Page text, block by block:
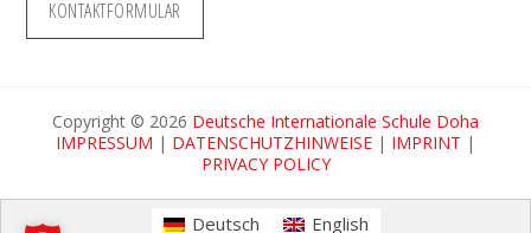
KONTAKTFORMULAR
Copyright © 2026 Deutsche Internationale Schule Doha
IMPRESSUM | DATENSCHUTZHINWEISE | IMPRINT |
PRIVACY POLICY
Deutsch English